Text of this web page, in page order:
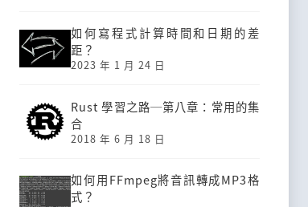
如何寫程式計算時間和日期的差
距？
2023 年 1 月 24 日
Rust 學習之路─第八章：常用的集
合
2018 年 6 月 18 日
如何用FFmpeg將音訊轉成MP3格
式？